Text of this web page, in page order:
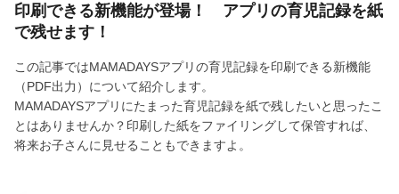
印刷できる新機能が登場！ アプリの育児記録を紙
で残せます！
この記事ではMAMADAYSアプリの育児記録を印刷できる新機能
（PDF出力）について紹介します。
MAMADAYSアプリにたまった育児記録を紙で残したいと思ったこ
とはありませんか？印刷した紙をファイリングして保管すれば、
将来お子さんに見せることもできますよ。